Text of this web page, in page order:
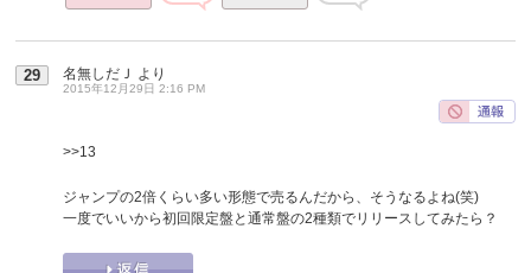
29 名無しだＪ より
2015年12月29日 2:16 PM
>>13
ジャンプの2倍くらい多い形態で売るんだから、そうなるよね(笑)
一度でいいから初回限定盤と通常盤の2種類でリリースしてみたら？